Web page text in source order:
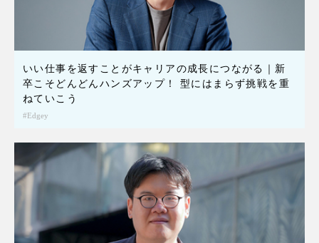
いい仕事を返すことがキャリアの成長につながる｜新
卒こそどんどんハンズアップ！ 型にはまらず挑戦を重
ねていこう
Edgey